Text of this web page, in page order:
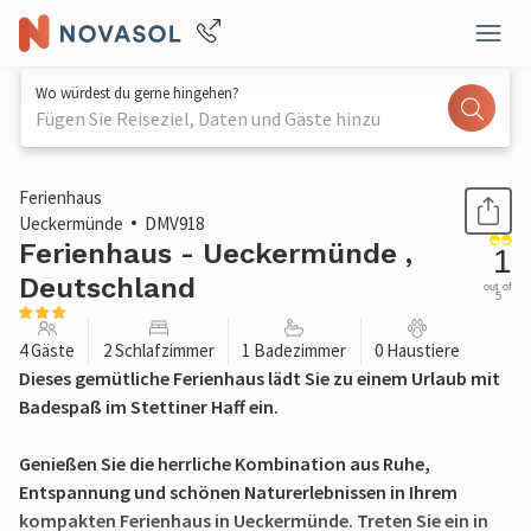
Wo würdest du gerne hingehen?
Fügen Sie Reiseziel, Daten und Gäste hinzu
1 / 21
Ferienhaus
Ueckermünde
DMV918
Ferienhaus - Ueckermünde ,
Deutschland
1
out of
5
4 Gäste 2 Schlafzimmer 1 Badezimmer 0 Haustiere
Dieses gemütliche Ferienhaus lädt Sie zu einem Urlaub mit
Badespaß im Stettiner Haff ein.
Genießen Sie die herrliche Kombination aus Ruhe,
Entspannung und schönen Naturerlebnissen in Ihrem
kompakten Ferienhaus in Ueckermünde. Treten Sie ein in